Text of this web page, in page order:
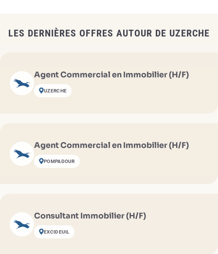
LES DERNIÈRES OFFRES AUTOUR DE UZERCHE
Agent Commercial en Immobilier (H/F)
UZERCHE
Agent Commercial en Immobilier (H/F)
POMPADOUR
Consultant Immobilier (H/F)
EXCIDEUIL